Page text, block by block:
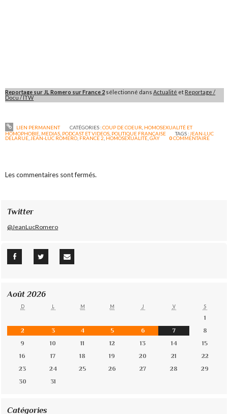
Reportage sur JL Romero sur France 2 sélectionné dansActualité et Reportage /
Docu / ITW
LIEN PERMANENT CATÉGORIES :COUP DE COEUR HOMOSEXUALITÉ ET
HOMOPHOBIE MEDIAS PODCAST ET VIDEOS POLITIQUE FRANÇAISE TAGS : JEAN-LUC
DELARUE JEAN-LUC ROMERO FRANCE 2 HOMOSEXUALITÉ ,GAY 0COMMENTAIRE
Les commentaires sont fermés.
Twitter
@JeanLucRomero
Août 2026
D L M M J V S
1
2
3 4 5 6 7
8
9
10 11 12 13 14
15
16
17 18 19 20 21
22
23
24 25 26 27 28
29
30
31
Catégories